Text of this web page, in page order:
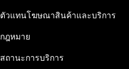
ตัวแทนโฆษณาสินค้าและบริการ
กฎหมาย
สถานะการบริการ